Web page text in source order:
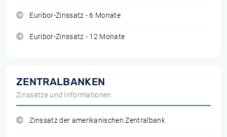
Euribor-Zinssatz - 6 Monate
Euribor-Zinssatz - 12 Monate
ZENTRALBANKEN
Zinssätze und Informationen
Zinssatz der amerikanischen Zentralbank